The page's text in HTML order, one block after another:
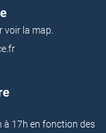
voir la map.
à 17h en fonction des